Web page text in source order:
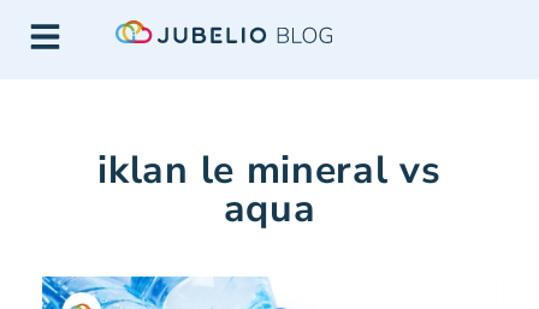
iklan le mineral vs
aqua